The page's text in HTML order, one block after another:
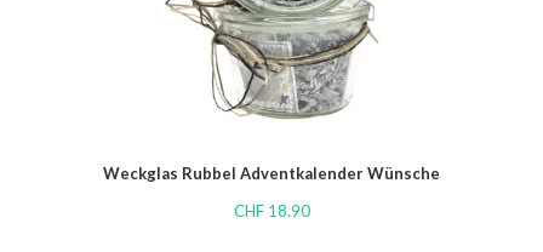
Weckglas Rubbel Adventkalender Wünsche
CHF18.90